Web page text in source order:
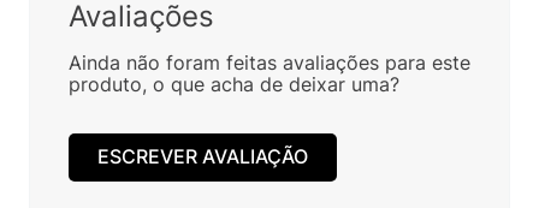
Avaliações
Ainda não foram feitas avaliações para este
produto, o que acha de deixar uma?
ESCREVER AVALIAÇÃO